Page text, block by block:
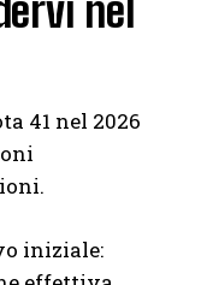
nel
41 nel 2026
iniziale: